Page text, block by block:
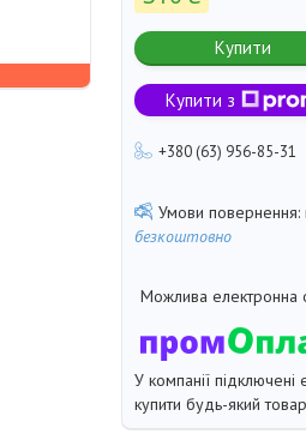
Купити
Купити з
+380 (63) 956-85-31
безкоштовно
У компанії
купити будь-який